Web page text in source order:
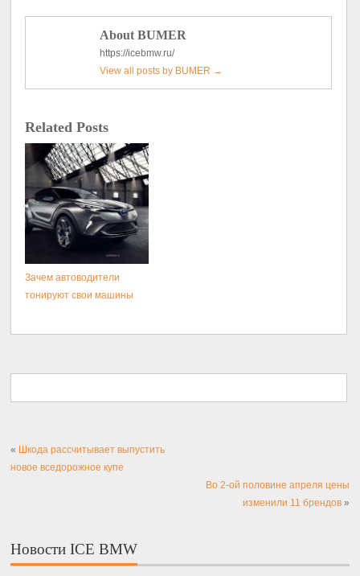
About BUMER
https://icebmw.ru/
View all posts by BUMER →
Related Posts
Зачем автоводители
тонируют свои машины
« Шкода рассчитывает выпустить
новое вседорожное купе
Во 2-ой половине апреля цены
изменили 11 брендов»
Новости ICE BMW